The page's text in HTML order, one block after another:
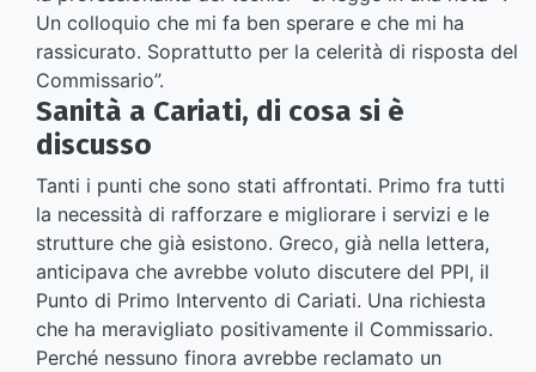
Un colloquio che mi fa ben sperare e che mi ha
rassicurato. Soprattutto per la celerità di risposta del
Commissario”.
Sanità a Cariati, di cosa si è
discusso
Tanti i punti che sono stati affrontati. Primo fra tutti
la necessità di rafforzare e migliorare i servizi e le
strutture che già esistono. Greco, già nella lettera,
anticipava che avrebbe voluto discutere del PPI, il
Punto di Primo Intervento di Cariati. Una richiesta
che ha meravigliato positivamente il Commissario.
Perché nessuno finora avrebbe reclamato un